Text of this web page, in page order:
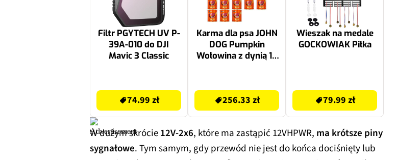
Filtr PGYTECH UV P-
39A-010 do DJI
Mavic 3 Classic
74.99 zł
Karma dla psa JOHN
DOG Pumpkin
Wołowina z dynią 18
256.33 zł
Wieszak na medale
GOCKOWIAK Piłka
79.99 zł
W dużym skrócie12V-2x6, które ma zastąpić 12VHPWR, ma krótsze piny
sygnałowe. Tym samym, gdy przewód nie jest do końca dociśnięty lub